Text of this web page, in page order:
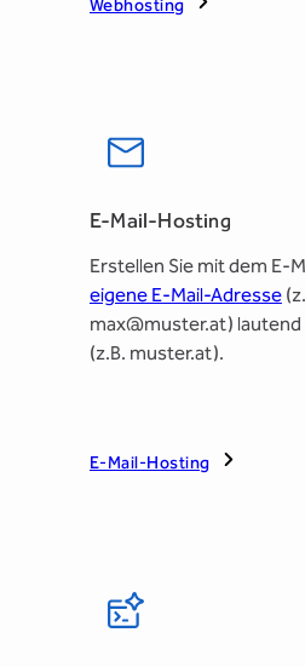
Webhosting
E-Mail-Hosting
Erstellen Sie mit dem E-
eigene E-Mail-Adresse
max@muster.at) lautend
(z.B. muster.at).
E-Mail-Hosting